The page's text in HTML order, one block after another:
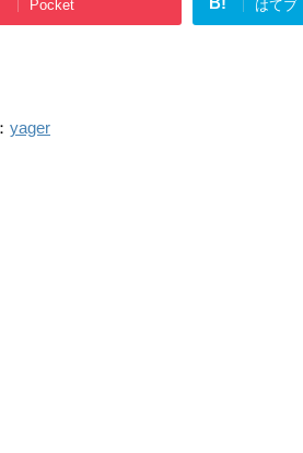
Pocket はてブ
yager